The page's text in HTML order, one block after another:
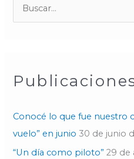
a
p
o
r
Conocé lo que fue nuestro
vuelo” en junio 30 de junio
“Un día como piloto” 29 de